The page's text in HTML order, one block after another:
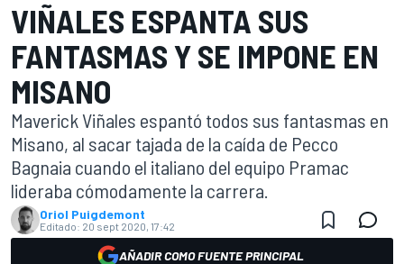
VIÑALES ESPANTA SUS
FANTASMAS Y SE IMPONE EN
MISANO
Maverick Viñales espantó todos sus fantasmas en
Misano, al sacar tajada de la caída de Pecco
Bagnaia cuando el italiano del equipo Pramac
lideraba cómodamente la carrera.
Oriol Puigdemont
Editado: 20 sept 2020, 17:42
AÑADIR COMO FUENTE PRINCIPAL